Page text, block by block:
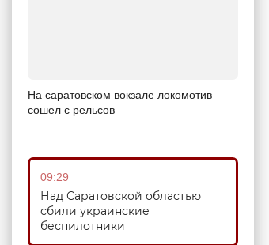
На саратовском вокзале локомотив
сошел с рельсов
09:29
Над Саратовской областью
сбили украинские
беспилотники